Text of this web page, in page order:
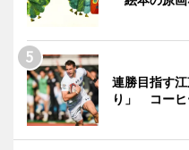
連勝目指す
り」 コーヒ